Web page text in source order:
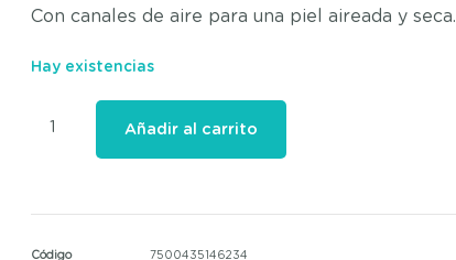
Con canales de aire para una piel aireada y seca.
Hay existencias
Añadir al carrito
Código 7500435146234